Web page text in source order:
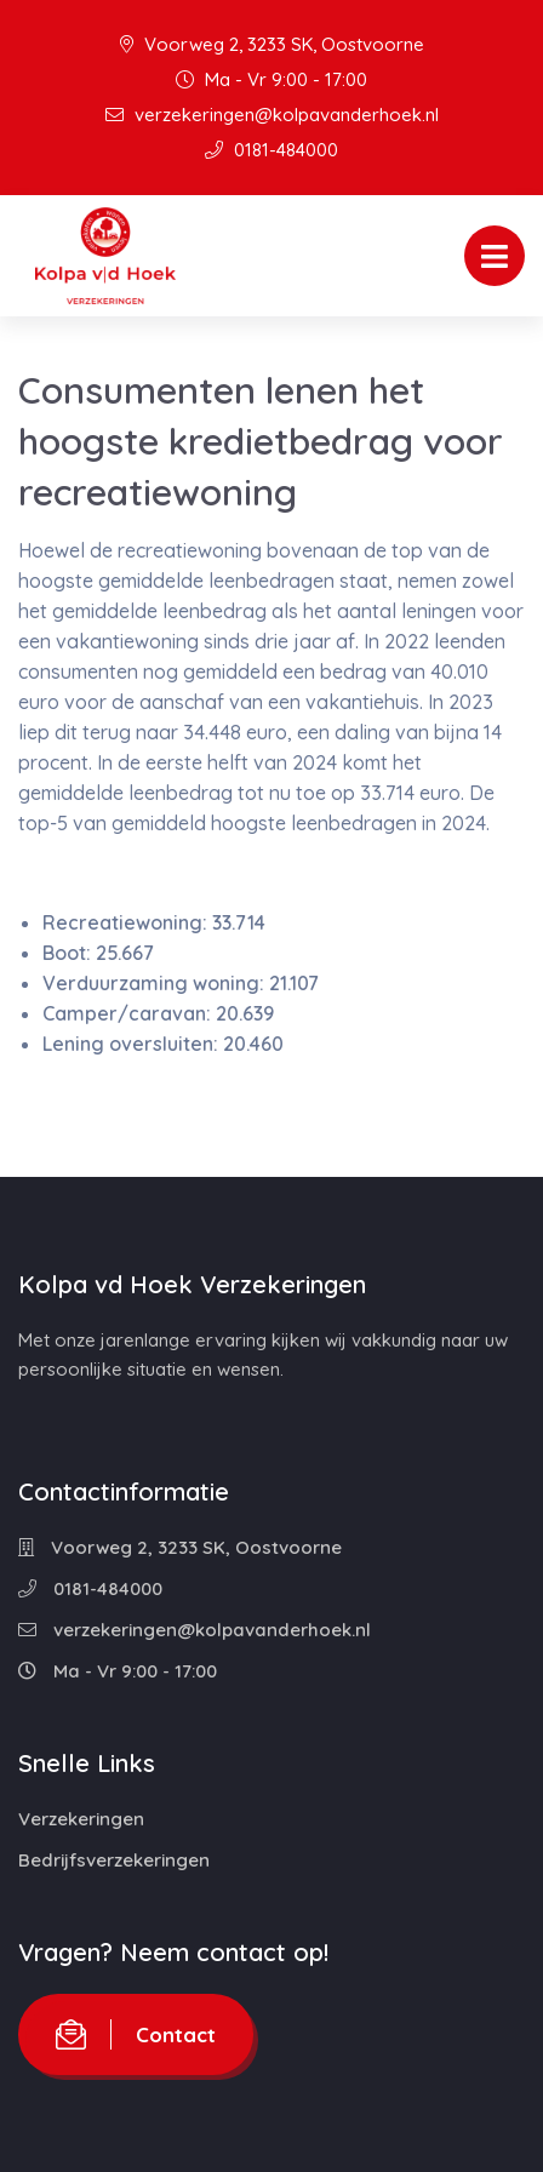
Voorweg 2, 3233 SK, Oostvoorne
Ma - Vr 9:00 - 17:00
verzekeringen@kolpavanderhoek.nl
0181-484000
Consumenten lenen het
hoogste kredietbedrag voor
recreatiewoning
Hoewel de recreatiewoning bovenaan de top van de
hoogste gemiddelde leenbedragen staat, nemen zowel
het gemiddelde leenbedrag als het aantal leningen voor
een vakantiewoning sinds drie jaar af. In 2022 leenden
consumenten nog gemiddeld een bedrag van 40.010
euro voor de aanschaf van een vakantiehuis. In 2023
liep dit terug naar 34.448 euro, een daling van bijna 14
procent. In de eerste helft van 2024 komt het
gemiddelde leenbedrag tot nu toe op 33.714 euro. De
top-5 van gemiddeld hoogste leenbedragen in 2024.
Recreatiewoning: 33.714
Boot: 25.667
Verduurzaming woning: 21.107
Camper/caravan: 20.639
Lening oversluiten: 20.460
Kolpa vd Hoek Verzekeringen
Met onze jarenlange ervaring kijken wij vakkundig naar uw
persoonlijke situatie en wensen.
Contactinformatie
Voorweg 2, 3233 SK, Oostvoorne
0181-484000
verzekeringen@kolpavanderhoek.nl
Ma - Vr 9:00 - 17:00
Snelle Links
Verzekeringen
Bedrijfsverzekeringen
Vragen? Neem contact op!
Contact